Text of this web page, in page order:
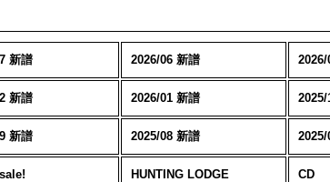
新譜 2026/06 新譜
新譜 2026/01 新譜
新譜 2025/08 新譜
HUNTING LODGE CD